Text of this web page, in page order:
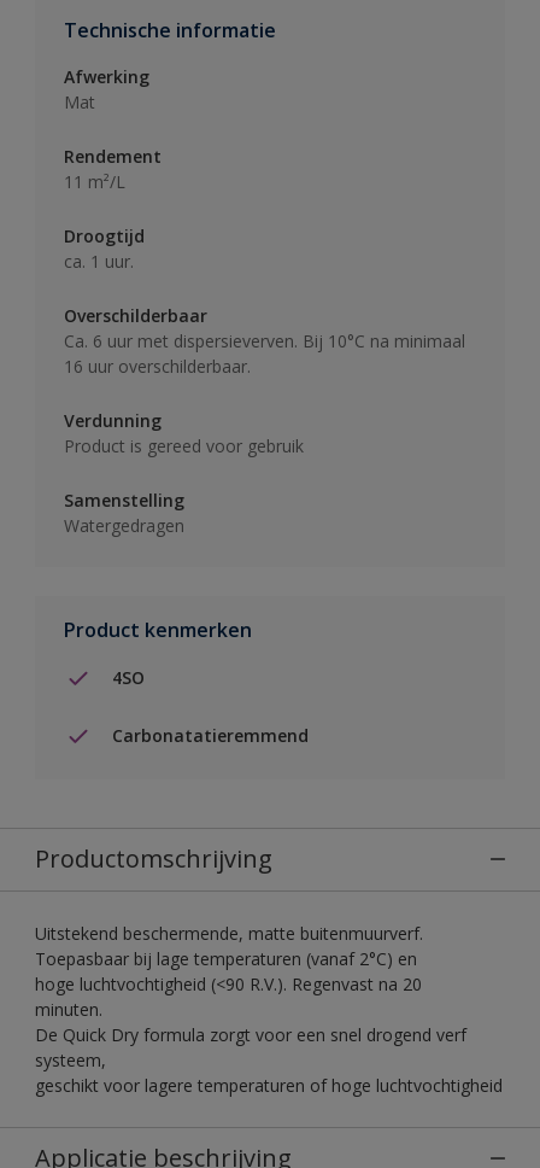
Technische informatie
Afwerking
Mat
Rendement
11 m²/L
Droogtijd
ca. 1 uur.
Overschilderbaar
Ca. 6 uur met dispersieverven. Bij 10°C na minimaal
16 uur overschilderbaar.
Verdunning
Product is gereed voor gebruik
Samenstelling
Watergedragen
Product kenmerken
4SO
Carbonatatieremmend
Productomschrijving
Uitstekend beschermende, matte buitenmuurverf.
Toepasbaar bij lage temperaturen (vanaf 2°C) en
hoge luchtvochtigheid (<90 R.V.). Regenvast na 20
minuten.
De Quick Dry formula zorgt voor een snel drogend verf
systeem,
geschikt voor lagere temperaturen of hoge luchtvochtigheid
Applicatie beschrijving